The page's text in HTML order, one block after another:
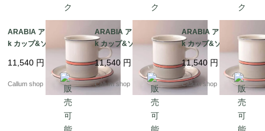
ARABIA アラビア asla
k カップ&ソーサー 7.5
器 フィンランド ヴィン
テージ アンティーク_it
11,540 円
Callum shop
ARABIA アラビア asla
k カップ&ソーサー 7.5
cm高 アスラク 北欧食
器 フィンランド ヴィン
テージ アンティーク_it
4419
11,540 円
Callum shop
ARABIA アラビア asla
k カップ&ソーサー 7.5
cm高 アスラク 北欧食
器 フィンランド ヴィン
テージ アンティーク_it
4418
11,540 円
Callum shop